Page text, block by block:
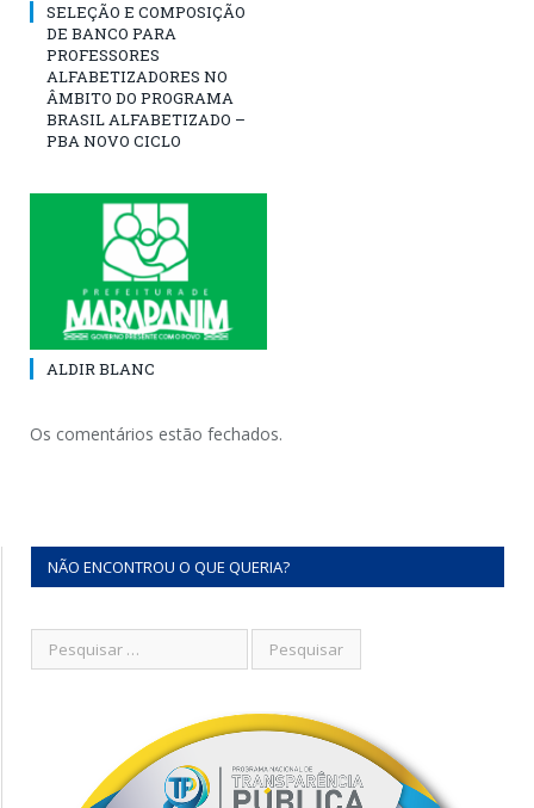
SELEÇÃO E COMPOSIÇÃO
DE BANCO PARA
PROFESSORES
ALFABETIZADORES NO
ÂMBITO DO PROGRAMA
BRASIL ALFABETIZADO –
PBA NOVO CICLO
ALDIR BLANC
Os comentários estão fechados.
NÃO ENCONTROU O QUE QUERIA?